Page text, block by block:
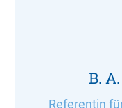
B.
Referentin